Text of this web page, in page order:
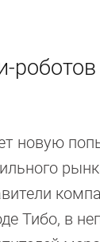
роботов
новую
Тибо, в